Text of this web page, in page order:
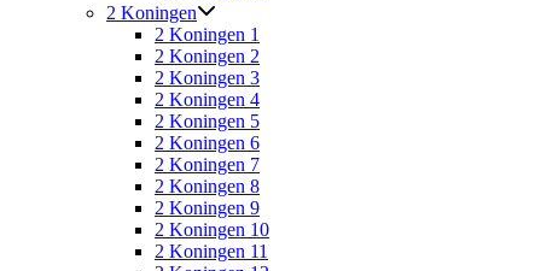
2 Koningen
2 Koningen 1
2 Koningen 2
2 Koningen 3
2 Koningen 4
2 Koningen 5
2 Koningen 6
2 Koningen 7
2 Koningen 8
2 Koningen 9
2 Koningen 10
2 Koningen 11